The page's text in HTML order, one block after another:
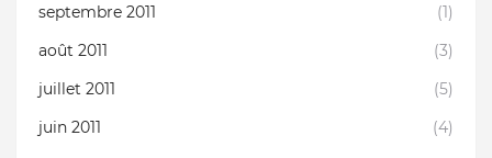
septembre 2011
(1)
août 2011
(3)
juillet 2011
(5)
juin 2011
(4)